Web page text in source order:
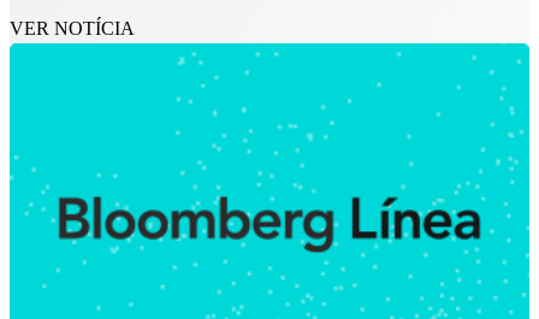
VER NOTÍCIA